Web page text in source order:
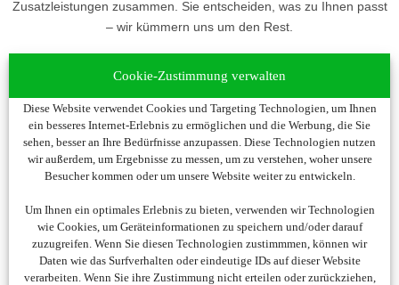
Cookie-Zustimmung verwalten
Diese Website verwendet Cookies und Targeting Technologien, um Ihnen
ein besseres Internet-Erlebnis zu ermöglichen und die Werbung, die Sie
sehen, besser an Ihre Bedürfnisse anzupassen. Diese Technologien nutzen
wir außerdem, um Ergebnisse zu messen, um zu verstehen, woher unsere
Besucher kommen oder um unsere Website weiter zu entwickeln.
Um Ihnen ein optimales Erlebnis zu bieten, verwenden wir Technologien
wie Cookies, um Geräteinformationen zu speichern und/oder darauf
zuzugreifen. Wenn Sie diesen Technologien zustimmmen, können wir
Daten wie das Surfverhalten oder eindeutige IDs auf dieser Website
verarbeiten. Wenn Sie ihre Zustimmung nicht erteilen oder zurückziehen,
Zusatzleistungen zusammen. Sie entscheiden, was zu Ihnen passt
– wir kümmern uns um den Rest.
die Unterkunft oder Reise, die aus Ihrer freien Zeit unvergessliche
Momente macht.
Und das Beste:Bei jeder Buchung über UP Holidays profitieren
Sie dauerhaft von einem
exklusiven Reisebonus von 7 %
ausgeschriebenen Voraussetzungen erfüllen..